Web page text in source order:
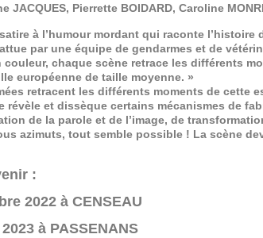
JACQUES, Pierrette BOIDARD, Caroline
à l’humour mordant qui raconte l’histoire
par une équipe de gendarmes et de
chaque scène retrace les différents
européenne de taille moyenne. »
retracent les différents moments de cette
révèle et dissèque certains mécanismes de
de la parole et de l’image, de
azimuts, tout semble possible ! La scène
:
2022 à CENSEAU
à PASSENANS